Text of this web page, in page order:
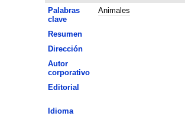
Palabras
clave
Animales
Resumen
Dirección
Autor
corporativo
Editorial
Idioma